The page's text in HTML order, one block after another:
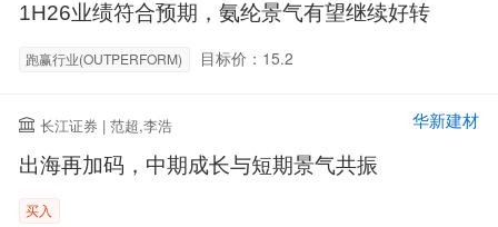
1H26业绩符合预期，氨纶景气有望继续好转
跑赢行业(OUTPERFORM) 目标价：15.2
长江证券 | 范超,李浩 华新建材
出海再加码，中期成长与短期景气共振
买入